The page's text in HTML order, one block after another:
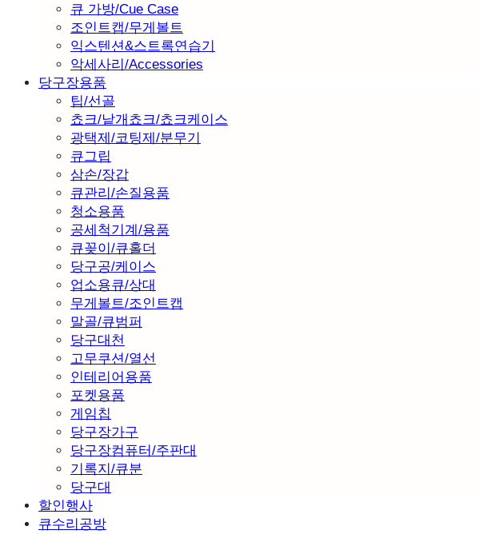
큐 가방/Cue Case
조인트캡/무게볼트
익스텐션&스트록연습기
악세사리/Accessories
당구장용품
팁/선골
쵸크/낱개쵸크/쵸크케이스
광택제/코팅제/분무기
큐그립
삼손/장갑
큐관리/손질용품
청소용품
공세척기계/용품
큐꽂이/큐홀더
당구공/케이스
업소용큐/상대
무게볼트/조인트캡
말골/큐범퍼
당구대천
고무쿠션/열선
인테리어용품
포켓용품
게임칩
당구장가구
당구장컴퓨터/주판대
기록지/큐분
당구대
할인행사
큐수리공방